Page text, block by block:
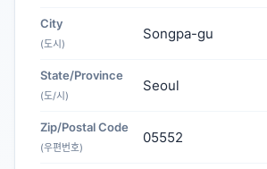
City
(도시)
Songpa-gu
State/Province
(도/시)
Seoul
Zip/Postal Code
(우편번호)
05552